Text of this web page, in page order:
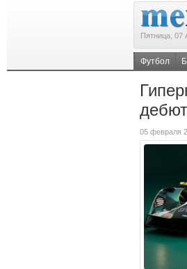
Пятница, 07
Футбол
05 февраля